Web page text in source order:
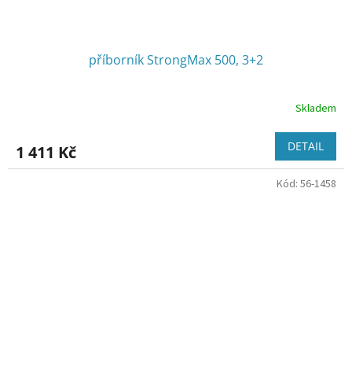
příborník StrongMax 500, 3+2
Skladem
1 411 Kč DETAIL
Kód: 56-1458